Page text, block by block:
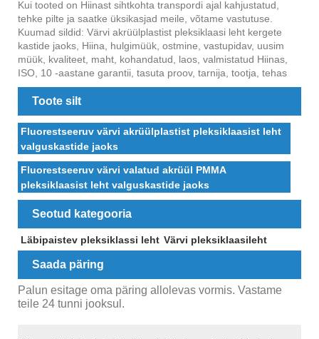
Kui tooted on Hiinast sihtkohta transpordi ajal kahjustatud,
tehke pilte ja saatke üksikasjad meile, võtame vastutuse.
Kuumad sildid: Värvi akrüülplastist pleksiklaasi leht kergete
kastide jaoks, Hiina, hulgimüük, ostmine, vastupidav, uusim
müük, kvaliteet, maht, kohandatud, laos, valmistatud Hiinas,
ISO, 10 -aastane garantii, tasuta proov, tarnija, tootja, tehas
Toote silt
Fluorestseeruv värvi akrüülplastist pleksiklaasist leht
valguskastide jaoks
Fluorestseeruv värvi valatud akrüül PMMA
pleksiklaasist leht valguskastide jaoks
Seotud kategooria
Läbipaistev pleksiklassi leht Värvi pleksiklaasileht
Saada päring
Palun esitage oma päring allolevas vormis. Vastame
teile 24 tunni jooksul.